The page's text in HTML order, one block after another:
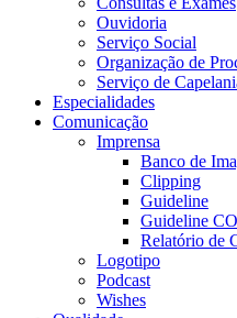
Ouvidoria
Serviço Social
Organização de
Serviço de
Especialidades
Comunicação
Imprensa
Banco de
Clipping
Guideline
Guideline
Relatório de
Logotipo
Podcast
Wishes